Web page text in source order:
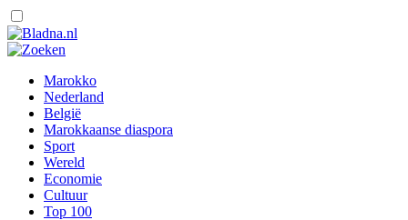
Marokko
Nederland
België
Marokkaanse diaspora
Sport
Wereld
Economie
Cultuur
Top 100